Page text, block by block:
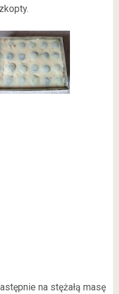
na stężałą masę